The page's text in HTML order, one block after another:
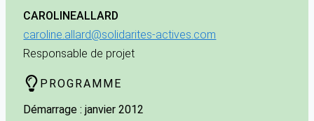
CAROLINEALLARD
caroline.allard@solidarites-actives.com
Responsable de projet
PROGRAMME
Démarrage : janvier 2012